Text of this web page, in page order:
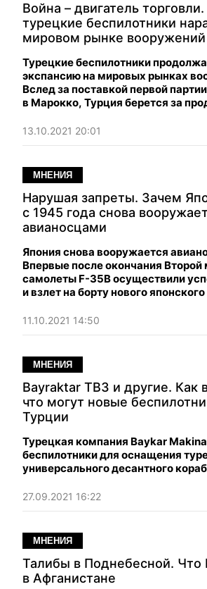
Война – двигатель
турецкие беспилотники
мировом рынке вооружений
Турецкие беспилотники
экспансию на мировых рынках
Вслед за поставкой первой
в Марокко, Турция берется за
Малайзии.
13.10.2021 20:01
МНЕНИЯ
Нарушая запреты. Зачем
с 1945 года снова
авианосцами
Япония снова вооружается
Впервые после окончания
самолеты F-35B осуществили
и взлет на борту нового японского
11.10.2021 14:50
МНЕНИЯ
Bayraktar TB3 и другие. Как
что могут новые
Турции
Турецкая компания Baykar
беспилотники для оснащения
универсального десантного
27.09.2021 16:22
МНЕНИЯ
Талибы в Поднебесной. Что
в Афганистане